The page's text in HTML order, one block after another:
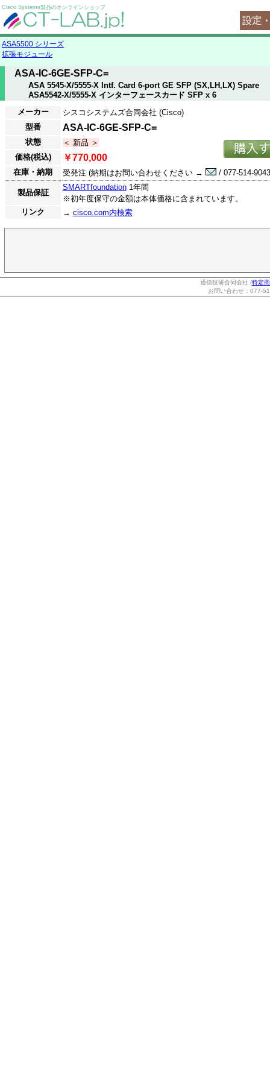
Cisco Systems製品のオンラインショップ
ASA5500 シリーズ
拡張モジュール
ASA-IC-6GE-SFP-C=
ASA 5545-X/5555-X Intf. Card 6-port GE SFP (SX,LH,LX) Spare
ASA5542-X/5555-X インターフェースカード SFP x 6
メーカー
シスコシステムズ合同会社 (Cisco)
型番
ASA-IC-6GE-SFP-C=
状態
＜ 新品 ＞
価格(税込)
￥770,000
在庫・納期 受発注 (納期はお問い合わせください → / 077-514-
製品保証
SMARTfoundation1年間
※初年度保守の金額は本体価格に含まれています。
リンク
→ cisco.com内検索
通信技研合同会社 (特定
お問い合わせ：077-